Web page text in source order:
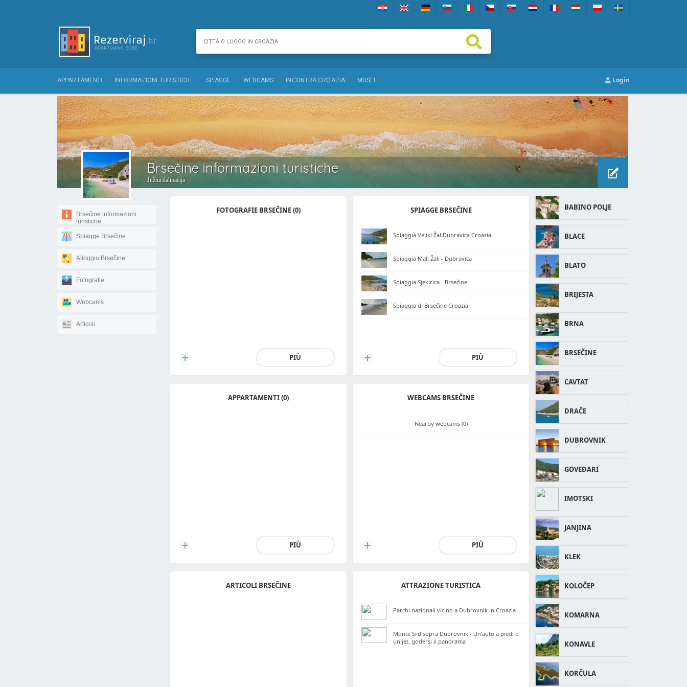
APPARTAMENTI INFORMAZIONI TURISTICHE SPIAGGE WEBCAMS INCONTRA CROAZIA MUSEI Login
Brsečine informazioni turistiche
Južna dalmacija
Brsečine informazioni
turistiche
Spiagge Brsečine
Alloggio Brsečine
Fotografie
Webcams
Articoli
FOTOGRAFIE BRSEČINE (0)
PIÙ
APPARTAMENTI (0)
PIÙ
ARTICOLI BRSEČINE
SPIAGGE BRSEČINE
Spiaggia Veliki Žal Dubravica Croazia
Spiaggia Mali Žali - Dubravica
Spiaggia Sjekirica - Brsečine
Spiaggia di Brsečine Croazia
PIÙ
WEBCAMS BRSEČINE
Nearby webcams (0)
PIÙ
ATTRAZIONE TURISTICA
Parchi nazionali vicino a Dubrovnik in Croazia
Monte Srđ sopra Dubrovnik - Un'auto a piedi o
un jet, godersi il panorama
BABINO POLJE
BLACE
BLATO
BRIJESTA
BRNA
BRSEČINE
CAVTAT
DRAČE
DUBROVNIK
GOVEĐARI
IMOTSKI
JANJINA
KLEK
KOLOČEP
KOMARNA
KONAVLE
KORČULA